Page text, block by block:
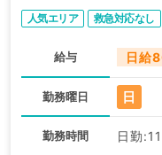
人気エリア 救急対応なし
給与 日給
勤務曜日 日
勤務時間 日勤